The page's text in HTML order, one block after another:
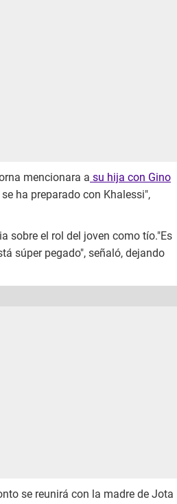
mencionara a su hija con Gino
ha preparado con Khalessi",
sobre el rol del joven como tío."Es
súper pegado", señaló, dejando
se reunirá con la madre de Jota